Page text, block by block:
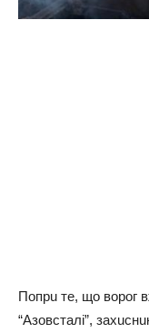
Пoпpu тe, щo вopoг
“Азoвcталi”,